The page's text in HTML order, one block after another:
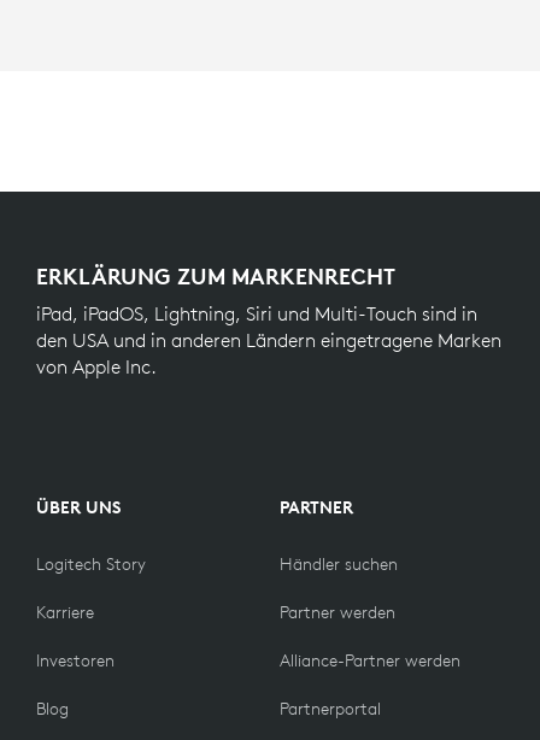
ERKLÄRUNG ZUM MARKENRECHT
iPad, iPadOS, Lightning, Siri und Multi-Touch sind in
den USA und in anderen Ländern eingetragene Marken
von Apple Inc.
ÜBER UNS
Logitech Story
Karriere
Investoren
Blog
PARTNER
Händler suchen
Partner werden
Alliance-Partner werden
Partnerportal